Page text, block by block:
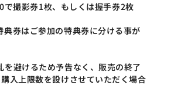
で撮影券1枚、もしくは握手券2枚
券はご参加の特典券に分ける事が
避けるため予告なく、販売の終了
入上限数を設けさせていただく場合